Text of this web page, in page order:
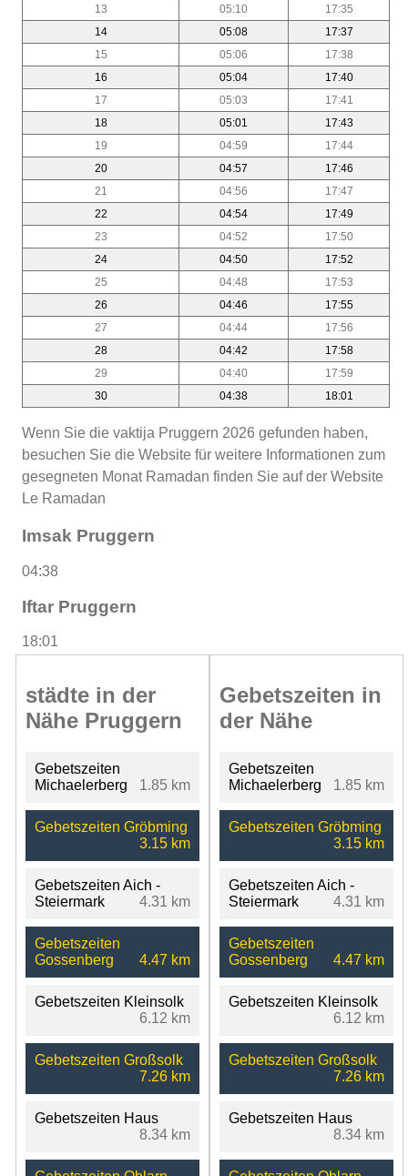
13
05:10
17:35
14
05:08
17:37
15
05:06
17:38
16
05:04
17:40
17
05:03
17:41
18
05:01
17:43
19
04:59
17:44
20
04:57
17:46
21
04:56
17:47
22
04:54
17:49
23
04:52
17:50
24
04:50
17:52
25
04:48
17:53
26
04:46
17:55
27
04:44
17:56
28
04:42
17:58
29
04:40
17:59
30
04:38 18:01
Wenn Sie die vaktija Pruggern 2026 gefunden haben,
besuchen Sie die Website für weitere Informationen zum
gesegneten Monat Ramadan finden Sie auf der Website
Le Ramadan
Imsak Pruggern
04:38
Iftar Pruggern
18:01
städte in der
Nähe Pruggern
Gebetszeiten
Michaelerberg
1.85 km
Gebetszeiten Gröbming
3.15 km
Gebetszeiten Aich -
Steiermark
4.31 km
Gebetszeiten
Gossenberg
4.47 km
Gebetszeiten Kleinsolk
6.12 km
Gebetszeiten Großsolk
7.26 km
Gebetszeiten Haus
8.34 km
Gebetszeiten in
der Nähe
Gebetszeiten
Michaelerberg
1.85 km
Gebetszeiten Gröbming
3.15 km
Gebetszeiten Aich -
Steiermark
4.31 km
Gebetszeiten
Gossenberg
4.47 km
Gebetszeiten Kleinsolk
6.12 km
Gebetszeiten Großsolk
7.26 km
Gebetszeiten Haus
8.34 km